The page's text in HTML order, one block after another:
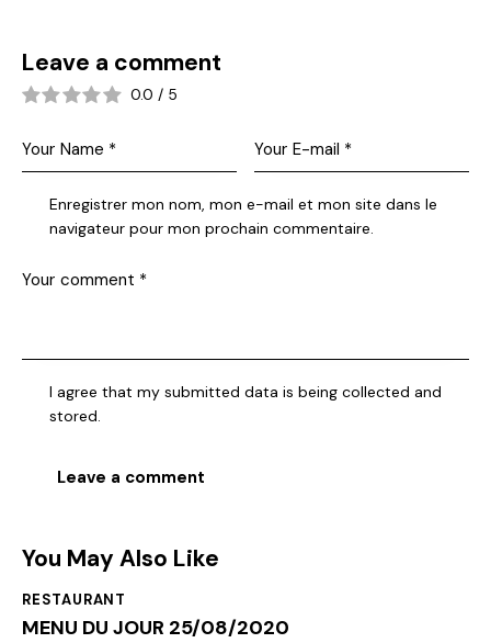
Leave a comment
0.0 / 5
Enregistrer mon nom, mon e-mail et mon site dans le
navigateur pour mon prochain commentaire.
I agree that my submitted data is being collected and
stored.
You May Also Like
RESTAURANT
MENU DU JOUR 25/08/2020